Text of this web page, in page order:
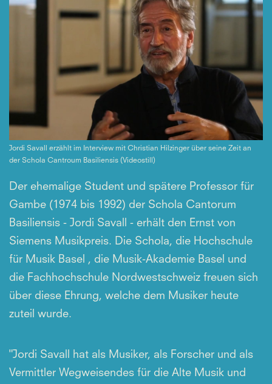
Jordi Savall erzählt im Interview mit Christian Hilzinger über seine Zeit an
der Schola Cantroum Basiliensis (Videostill)
Der ehemalige Student und spätere Professor für
Gambe (1974 bis 1992) der Schola Cantorum
Basiliensis - Jordi Savall - erhält den Ernst von
Siemens Musikpreis. Die Schola, die Hochschule
für Musik Basel , die Musik-Akademie Basel und
die Fachhochschule Nordwestschweiz freuen sich
über diese Ehrung, welche dem Musiker heute
zuteil wurde.
"Jordi Savall hat als Musiker, als Forscher und als
Vermittler Wegweisendes für die Alte Musik und